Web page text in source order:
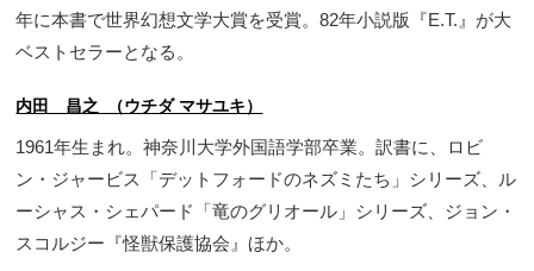
年に本書で世界幻想文学大賞を受賞。82年小説版『E.T.』が大
ベストセラーとなる。
内田 昌之 （ウチダ マサユキ）
1961年生まれ。神奈川大学外国語学部卒業。訳書に、ロビ
ン・ジャービス「デットフォードのネズミたち」シリーズ、ル
ーシャス・シェパード「竜のグリオール」シリーズ、ジョン・
スコルジー『怪獣保護協会』ほか。